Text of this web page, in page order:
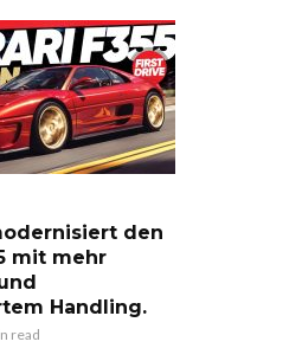
den
mit mehr
Handling.
read